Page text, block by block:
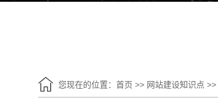
您现在的位置： 首页 >> 网站建设知识点 >>